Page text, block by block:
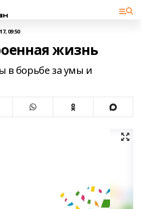
09:50
жизнь
в борьбе за умы и